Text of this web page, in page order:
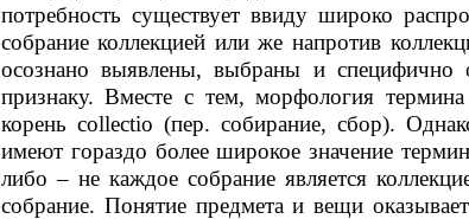
потребность существует ввиду широко
собрание коллекцией или же напротив
осознано выявлены, выбраны и специфично
признаку. Вместе с тем, морфология
корень collectio (пер. собирание, сбор).
имеют гораздо более широкое значение
либо – не каждое собрание является
собрание. Понятие предмета и вещи